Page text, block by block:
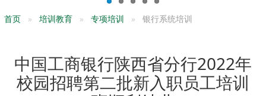
首页 培训教育 专项培训 银行系统培训
中国工商银行陕西省分行2022年
校园招聘第二批新入职员工培训